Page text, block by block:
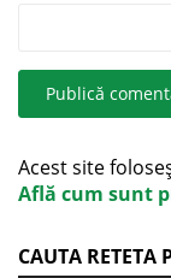
Acest site
Află cum sunt
CAUTA RETETA